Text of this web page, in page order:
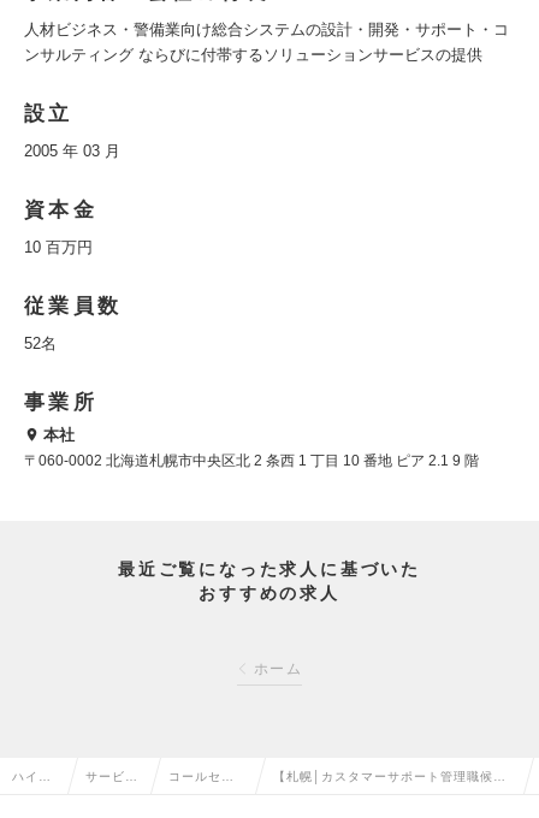
人材ビジネス・警備業向け総合システムの設計・開発・サポート・コ
ンサルティング ならびに付帯するソリューションサービスの提供
設立
2005 年 03 月
資本金
10 百万円
従業員数
52名
事業所
本社
〒060-0002 北海道札幌市中央区北 2 条西 1 丁目 10 番地 ピア 2.1 9 階
最近ご覧になった求人に基づいた
おすすめの求人
ホーム
ハイク サービ コールセン 【札幌│カスタマーサポート管理職候